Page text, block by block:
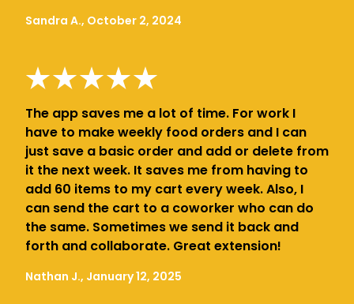
Sandra A., October 2, 2024
The app saves me a lot of time. For work I
have to make weekly food orders and I can
just save a basic order and add or delete from
it the next week. It saves me from having to
add 60 items to my cart every week. Also, I
can send the cart to a coworker who can do
the same. Sometimes we send it back and
forth and collaborate. Great extension!
Nathan J., January 12, 2025